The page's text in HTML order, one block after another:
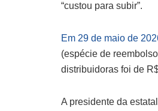
“custou para subir”.
Em 29 de maio de
(espécie de
distribuidoras foi de
A presidente da